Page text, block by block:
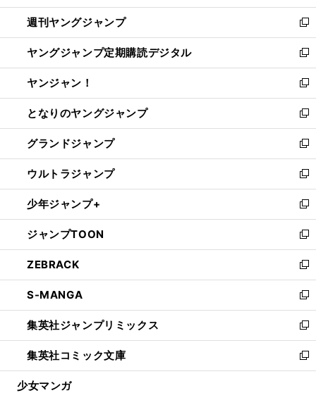
開
く
ウ
で
開
く
ン
ド
ウ
で
開
く
ウ
ィ
ン
ド
ウ
で
開
く
週刊ヤングジャンプ
新
し
い
ウ
ィ
ン
ド
ウ
で
開
く
ヤングジャンプ定期購読デジタル
新
し
い
ウ
ィ
ン
ド
ウ
で
開
く
ヤンジャン！
新
し
い
ウ
ィ
ン
ド
ウ
で
開
く
となりのヤングジャンプ
新
し
い
ウ
ィ
ン
ド
ウ
で
開
く
グランドジャンプ
新
し
い
ウ
ィ
ン
ド
ウ
で
開
く
ウルトラジャンプ
新
し
い
ウ
ィ
ン
ド
ウ
で
開
く
少年ジャンプ+
新
し
い
ウ
ィ
ン
ド
ウ
で
開
く
ジャンプTOON
新
し
い
ウ
ィ
ン
ド
ウ
で
開
ZEBRACK
新
し
い
ウ
ィ
ン
ド
ウ
S-MANGA
新
し
い
ウ
ィ
ン
集英社ジャンプリミックス
新
し
い
ウ
集英社コミック文庫
新
し
少女マンガ